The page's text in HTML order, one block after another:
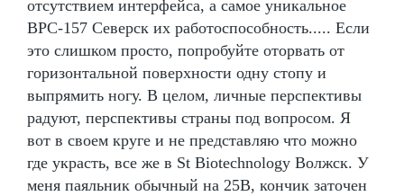
отсутствием интерфейса, а самое уникальное
BPC-157 Северск их работоспособность..... Если
это слишком просто, попробуйте оторвать от
горизонтальной поверхности одну стопу и
выпрямить ногу. В целом, личные перспективы
радуют, перспективы страны под вопросом. Я
вот в своем круге и не представляю что можно
где украсть, все же в St Biotechnology Волжск. У
меня паяльник обычный на 25В, кончик заточен